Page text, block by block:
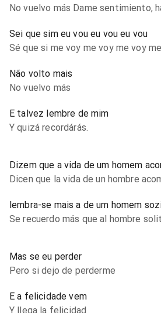
No vuelvo más Dame sentimiento,
Sei que sim eu vou eu vou eu vou
Sé que si me voy me voy me voy
Não volto mais
No vuelvo más
E talvez lembre de mim
Y quizá recordárás.
Dizem que a vida de um homem
Dicen que la vida de un hombre
lembra-se mais a de um homem
Se recuerdo más que al hombre
Mas se eu perder
Pero si dejo de perderme
E a felicidade vem
Y llega la felicidad